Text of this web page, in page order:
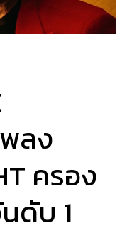
ลง
ครอง
ดับ 1